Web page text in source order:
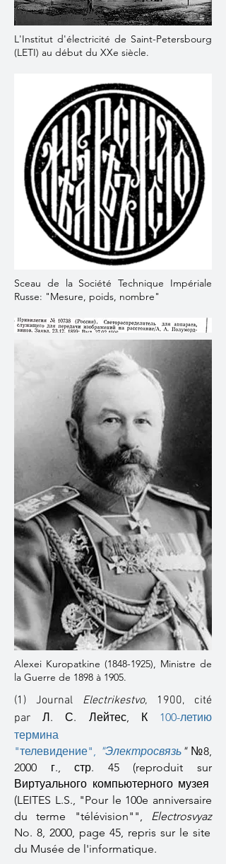
L'Institut d'électricité de Saint-Petersbourg
(LETI) au début du XXe siècle.
Sceau de la Société Technique Impériale
Russe: "Mesure, poids, nombre"
Alexei Kuropatkine (1848-1925), Ministre de
la Guerre de 1898 à 1905.
(1) Journal Electrikestvo, 1900, cité
parЛ. С. Лейтес, К 100-летию
термина
"телевидение", "Электросвязь "№8,
2000 г., стр. 45 (reproduit sur
Виртуального компьютерного музея
(LEITES L.S., "Pour le 100e anniversaire
du terme "télévision"", Electrosvyaz
No. 8, 2000, page 45, repris sur le site
du Musée de l'informatique.